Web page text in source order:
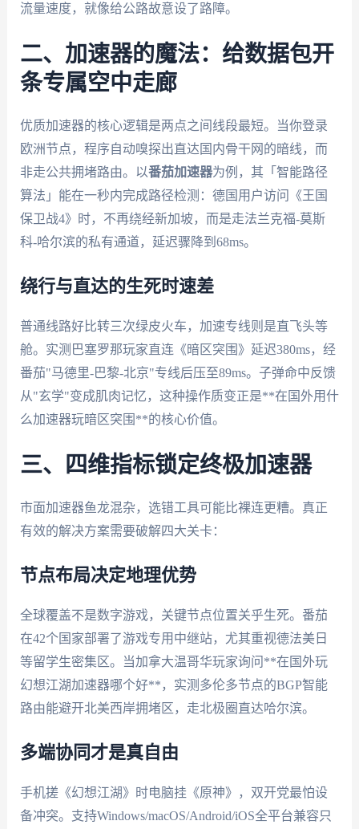
流量速度，就像给公路故意设了路障。
二、加速器的魔法：给数据包开
条专属空中走廊
优质加速器的核心逻辑是两点之间线段最短。当你登录
欧洲节点，程序自动嗅探出直达国内骨干网的暗线，而
非走公共拥堵路由。以番茄加速器为例，其「智能路径
算法」能在一秒内完成路径检测：德国用户访问《王国
保卫战4》时，不再绕经新加坡，而是走法兰克福-莫斯
科-哈尔滨的私有通道，延迟骤降到68ms。
绕行与直达的生死时速差
普通线路好比转三次绿皮火车，加速专线则是直飞头等
舱。实测巴塞罗那玩家直连《暗区突围》延迟380ms，经
番茄"马德里-巴黎-北京"专线后压至89ms。子弹命中反馈
从"玄学"变成肌肉记忆，这种操作质变正是**在国外用什
么加速器玩暗区突围**的核心价值。
三、四维指标锁定终极加速器
市面加速器鱼龙混杂，选错工具可能比裸连更糟。真正
有效的解决方案需要破解四大关卡：
节点布局决定地理优势
全球覆盖不是数字游戏，关键节点位置关乎生死。番茄
在42个国家部署了游戏专用中继站，尤其重视德法美日
等留学生密集区。当加拿大温哥华玩家询问**在国外玩
幻想江湖加速器哪个好**，实测多伦多节点的BGP智能
路由能避开北美西岸拥堵区，走北极圈直达哈尔滨。
多端协同才是真自由
手机搓《幻想江湖》时电脑挂《原神》，双开党最怕设
备冲突。支持Windows/macOS/Android/iOS全平台兼容只